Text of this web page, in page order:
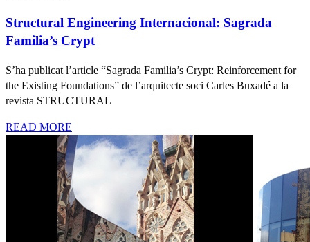
Structural Engineering Internacional: Sagrada
Familia’s Crypt
S’ha publicat l’article “Sagrada Familia’s Crypt: Reinforcement for
the Existing Foundations” de l’arquitecte soci Carles Buxadé a la
revista STRUCTURAL
READ MORE